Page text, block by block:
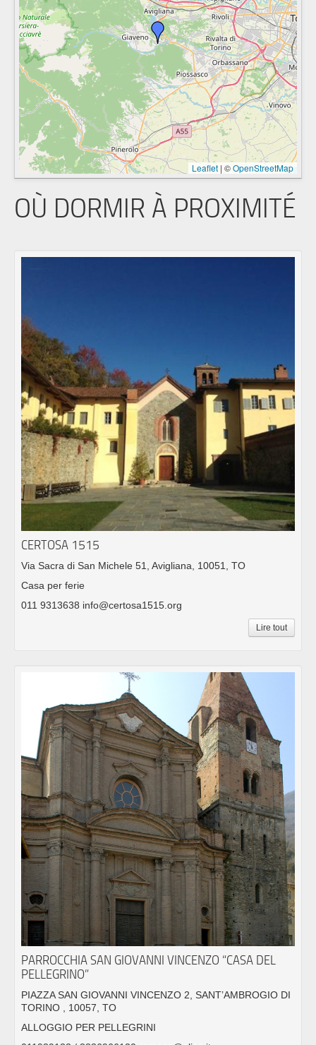
Leaflet | ©OpenStreetMap
OÙ DORMIR À PROXIMITÉ
CERTOSA 1515
Via Sacra di San Michele 51, Avigliana, 10051, TO
Casa per ferie
011 9313638 info@certosa1515.org
Lire tout
PARROCCHIA SAN GIOVANNI VINCENZO “CASA DEL
PELLEGRINO”
PIAZZA SAN GIOVANNI VINCENZO 2, SANT’AMBROGIO DI
TORINO , 10057, TO
ALLOGGIO PER PELLEGRINI